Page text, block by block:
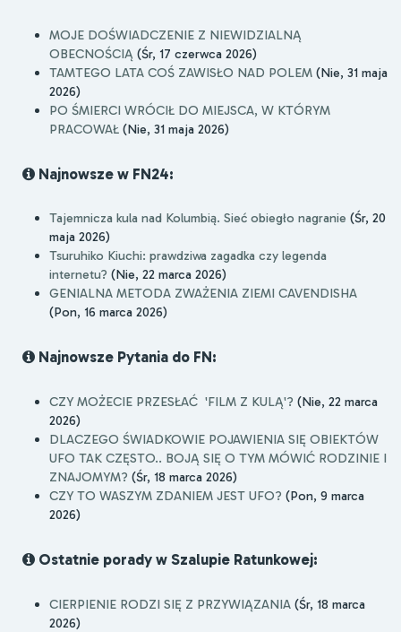
MOJE DOŚWIADCZENIE Z NIEWIDZIALNĄ
OBECNOŚCIĄ (Śr, 17 czerwca 2026)
TAMTEGO LATA COŚ ZAWISŁO NAD POLEM (Nie, 31 maja
2026)
PO ŚMIERCI WRÓCIŁ DO MIEJSCA, W KTÓRYM
PRACOWAŁ (Nie, 31 maja 2026)
Najnowsze w FN24:
Tajemnicza kula nad Kolumbią. Sieć obiegło nagranie (Śr, 20
maja 2026)
Tsuruhiko Kiuchi: prawdziwa zagadka czy legenda
internetu? (Nie, 22 marca 2026)
GENIALNA METODA ZWAŻENIA ZIEMI CAVENDISHA
(Pon, 16 marca 2026)
Najnowsze Pytania do FN:
CZY MOŻECIE PRZESŁAĆ 'FILM Z KULĄ'? (Nie, 22 marca
2026)
DLACZEGO ŚWIADKOWIE POJAWIENIA SIĘ OBIEKTÓW
UFO TAK CZĘSTO.. BOJĄ SIĘ O TYM MÓWIĆ RODZINIE I
ZNAJOMYM? (Śr, 18 marca 2026)
CZY TO WASZYM ZDANIEM JEST UFO? (Pon, 9 marca
2026)
Ostatnie porady w Szalupie Ratunkowej:
CIERPIENIE RODZI SIĘ Z PRZYWIĄZANIA (Śr, 18 marca
2026)